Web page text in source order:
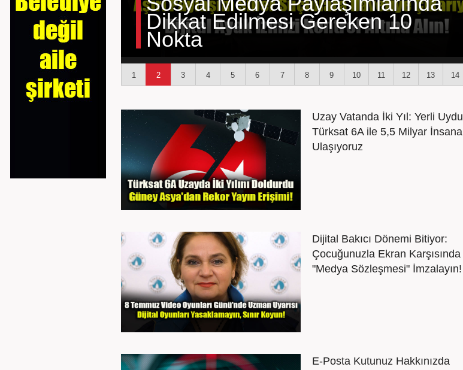
Dikkat Edilmesi Gereken 10
Nokta
1 2 3 4 5 6 7 8 9 10 11 12 13 14
Uzay Vatanda İki Yıl: Yerli Uydu
Türksat 6A ile 5,5 Milyar İnsana
Ulaşıyoruz
Dijital Bakıcı Dönemi Bitiyor:
Çocuğunuzla Ekran Karşısında
"Medya Sözleşmesi" İmzalayın!
E-Posta Kutunuz Hakkınızda